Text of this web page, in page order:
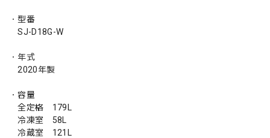
・型番
SJ-D18G-W
・年式
2020年製
・容量
全定格 179L
冷凍室 58L
冷蔵室 121L